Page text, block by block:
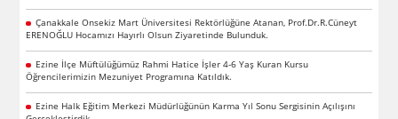
Çanakkale Onsekiz Mart Üniversitesi Rektörlüğüne Atanan, Prof.Dr.R.Cüneyt
ERENOĞLU Hocamızı Hayırlı Olsun Ziyaretinde Bulunduk.
Ezine İlçe Müftülüğümüz Rahmi Hatice İşler 4-6 Yaş Kuran Kursu
Öğrencilerimizin Mezuniyet Programına Katıldık.
Ezine Halk Eğitim Merkezi Müdürlüğünün Karma Yıl Sonu Sergisinin Açılışını